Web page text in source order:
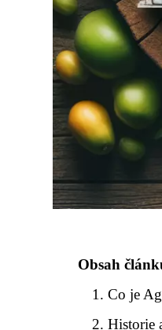
Obsah
Co je
Historie